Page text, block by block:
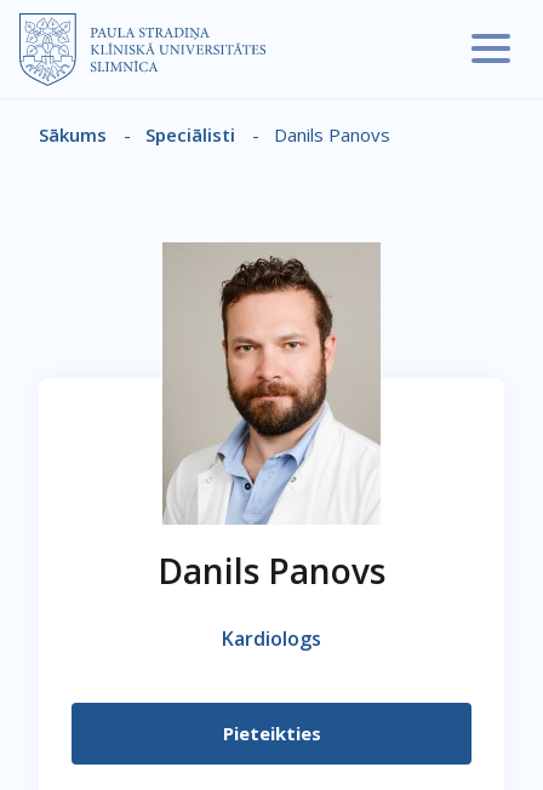
Pārlekt uz galveno saturu
Atpakaļceļš
Sākums - Speciālisti - Danils Panovs
Danils Panovs
Kardiologs
Pieteikties